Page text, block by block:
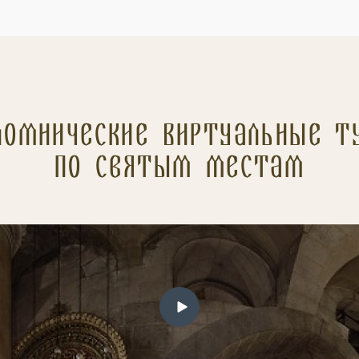
Виртуальные
по святым местам